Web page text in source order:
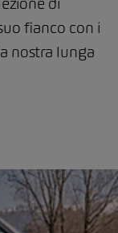
fianco con i
nostra lunga